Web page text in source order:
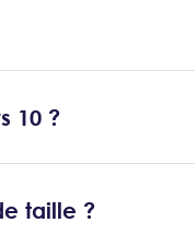
10 ?
taille ?